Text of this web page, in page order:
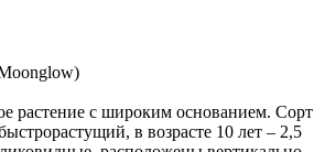
растение с широким основанием. Сорт
в возрасте 10 лет – 2,5